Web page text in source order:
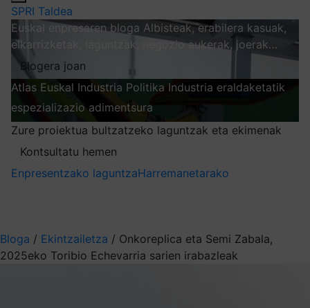
SPRI Taldea
Euskal enpresaren bloga Albisteak, erabilera kasuak,
elkarrizketak, laguntzak, negozio aukerak, joerak…
Blogera joan
Atlas Euskal Industria Politika Industria eraldaketatik
espezializazio adimentsura
Zure proiektua bultzatzeko laguntzak eta ekimenak
Kontsultatu hemen
Enpresentzako laguntzaHarremanetarako
Bloga / Ekintzailetza / Onkoreplica eta Semi Zabala,
2025eko Toribio Echevarria sarien irabazleak